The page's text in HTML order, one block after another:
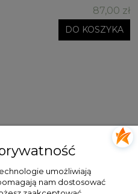
87,00 zł
DO KOSZYKA
NA
umożliwiają
nam dostosować